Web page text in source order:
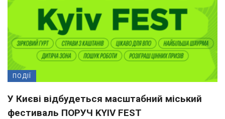
ПОДІЇ
У Києві відбудеться масштабний міський
фестиваль ПОРУЧ KYIV FEST